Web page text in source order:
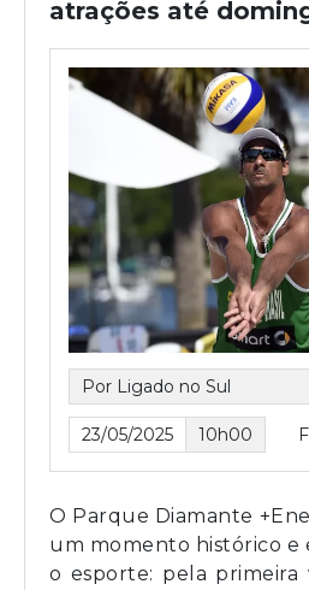
atrações até
Por Ligado no Sul
23/05/2025 10h00
O Parque Diamante
um momento histórico e
o esporte: pela primeira